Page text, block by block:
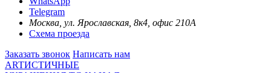
Telegram
Москва, ул. Ярославская, 8к4, офис 210А
Схема проезда
Заказать звонок Написать нам
ARTИСТИЧНЫЕ